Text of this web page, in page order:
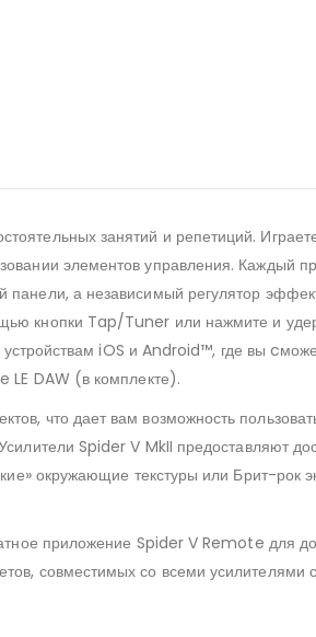
занятий и репетиций.
элементов управления. Каждый
а независимый регулятор
кнопки Tap/Tuner или нажмите и
iOS и Android™, где вы
LE DAW (в комплекте).
что дает вам возможность
Spider V MkII предоставляют
окружающие текстуры или Брит-рок
приложение Spider V Remote для
совместимых со всеми усилителями